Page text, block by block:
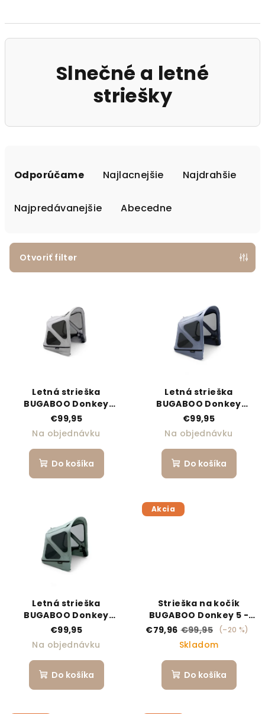
Slnečné a letné
striešky
Odporúčame Najlacnejšie Najdrahšie
Najpredávanejšie Abecedne
Otvoriť filter
Letná strieška
BUGABOO Donkey
Breezy - Misty Grey
€99,95
Na objednávku
Do košíka
Letná strieška
BUGABOO Donkey
Breezy - Seaside Blue
€99,95
Na objednávku
Do košíka
Letná strieška
BUGABOO Donkey
Breezy - Pine Green
€99,95
Na objednávku
Do košíka
Akcia
Strieška na kočík
BUGABOO Donkey 5 -
Midnight Black
€79,96 €99,95 (–20 %)
Skladom
Do košíka